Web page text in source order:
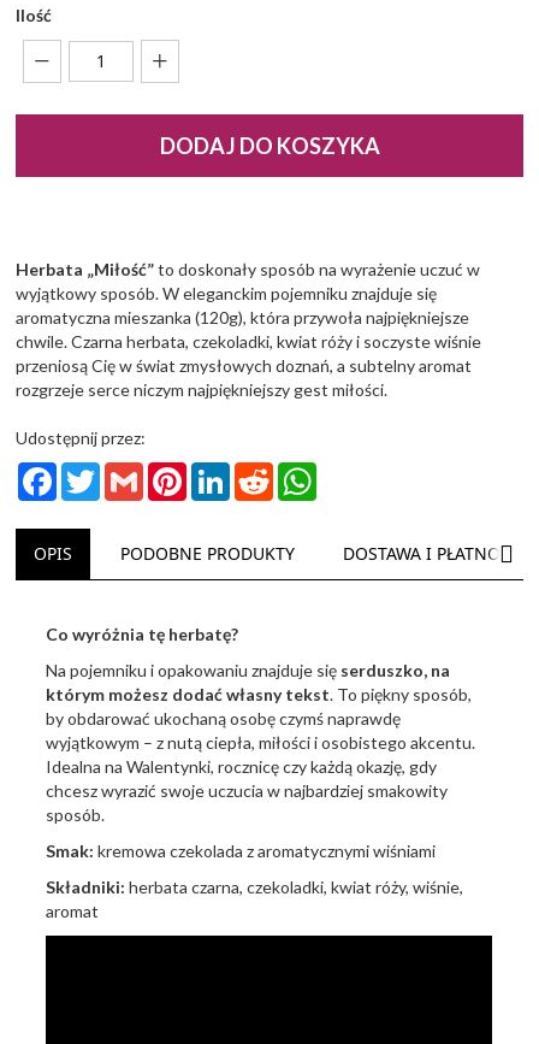
Ilość
DODAJ DO KOSZYKA
Herbata „Miłość”to doskonały sposób na wyrażenie uczuć w
wyjątkowy sposób. W eleganckim pojemniku znajduje się
aromatyczna mieszanka (120g), która przywoła najpiękniejsze
chwile. Czarna herbata, czekoladki, kwiat róży i soczyste wiśnie
przeniosą Cię w świat zmysłowych doznań, a subtelny aromat
rozgrzeje serce niczym najpiękniejszy gest miłości.
Udostępnij przez:
FacebookTwitterGmail PinterestLinkedInReddit
OPIS PODOBNE PRODUKTY DOSTAWA I PŁATNOŚĆ
Co wyróżnia tę herbatę?
Na pojemniku i opakowaniu znajduje się serduszko, na
którym możesz dodać własny tekst. To piękny sposób,
by obdarować ukochaną osobę czymś naprawdę
wyjątkowym – z nutą ciepła, miłości i osobistego akcentu.
Idealna na Walentynki, rocznicę czy każdą okazję, gdy
chcesz wyrazić swoje uczucia w najbardziej smakowity
sposób.
Smak:kremowa czekolada z aromatycznymi wiśniami
Składniki:herbata czarna, czekoladki, kwiat róży, wiśnie,
aromat